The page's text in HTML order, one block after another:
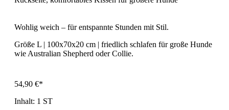
Wohlig weich – für entspannte Stunden mit Stil.
Größe L | 100x70x20 cm | friedlich schlafen für große Hunde
wie Australian Shepherd oder Collie.
54,90 €*
Inhalt: 1 ST